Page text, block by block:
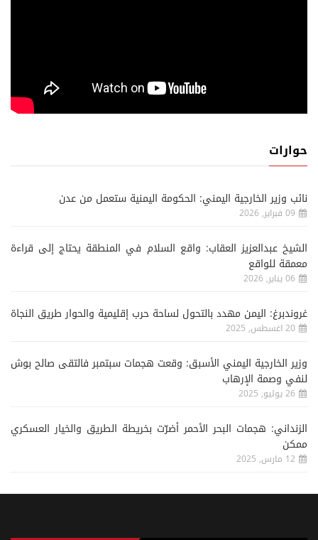
حوارات
نائب وزير الخارجية اليمني: الحكومة اليمنية ستعمل من عدن
09 فبراير, 2026
الشيخ عبدالعزيز العقاب: واقع السلام في المنطقة يحتاج إلى قراءة
معمقة للواقع
06 يناير, 2026
غروندبرغ: اليمن مهدد بالتحول لساحة حرب إقليمية والحوار طريق النجاة
20 اغسطس, 2025
وزير الخارجية اليمني الأسبق: وقعت هجمات سبتمبر فالتقى صالح بوش
لنفي وصمة الإرهاب
26 يوليو, 2025
الزنداني: هجمات البحر الأحمر أضرّت بخريطة الطريق والخيار العسكري
ممكن
12 مارس, 2025